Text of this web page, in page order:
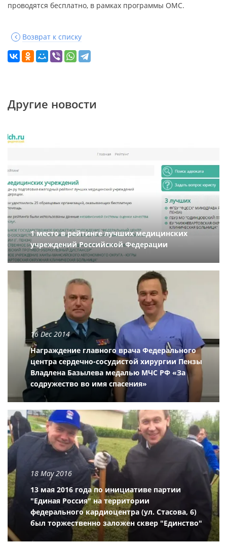
проводятся бесплатно, в рамках программы ОМС.
Возврат к списку
Другие новости
1 место в рейтинге лучших медицинских
учреждений Российской Федерации
16 Dec 2014
Награждение главного врача Федерального
центра сердечно-сосудистой хирургии Пензы
Владлена Базылева медалью МЧС РФ «За
содружество во имя спасения»
18 May 2016
13 мая 2016 года по инициативе партии
"Единая Россия" на территории
федерального кардиоцентра (ул. Стасова, 6)
был торжественно заложен сквер "Единство"